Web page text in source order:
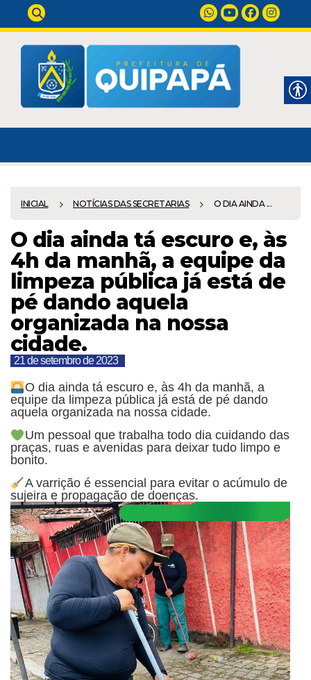
INICIAL NOTÍCIAS DAS SECRETARIAS O DIA AINDA ...
O dia ainda tá escuro e, às
4h da manhã, a equipe da
limpeza pública já está de
pé dando aquela
organizada na nossa
cidade.
21 de setembro de 2023
O dia ainda tá escuro e, às 4h da manhã, a
equipe da limpeza pública já está de pé dando
aquela organizada na nossa cidade.
Um pessoal que trabalha todo dia cuidando das
praças, ruas e avenidas para deixar tudo limpo e
bonito.
A varrição é essencial para evitar o acúmulo de
sujeira e propagação de doenças.